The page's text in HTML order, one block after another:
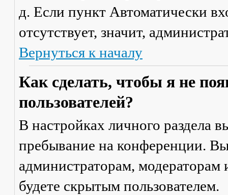
д. Если пункт Автоматически
отсутствует, значит,
Вернуться к началу
Как сделать, чтобы я не
пользователей?
В настройках личного раздела
пребывание на конференции.
администраторам,
будете скрытым пользователем.